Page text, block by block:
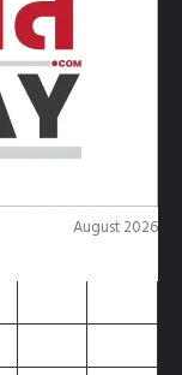
August 2026